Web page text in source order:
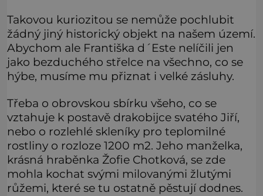
Takovou kuriozitou se nemůže pochlubit
žádný jiný historický objekt na našem území.
Abychom ale Františka d´Este nelíčili jen
jako bezduchého střelce na všechno, co se
hýbe, musíme mu přiznat i velké zásluhy.
Třeba o obrovskou sbírku všeho, co se
vztahuje k postavě drakobijce svatého Jiří,
nebo o rozlehlé skleníky pro teplomilné
rostliny o rozloze 1200 m2. Jeho manželka,
krásná hraběnka Žofie Chotková, se zde
mohla kochat svými milovanými žlutými
růžemi, které se tu ostatně pěstují dodnes.